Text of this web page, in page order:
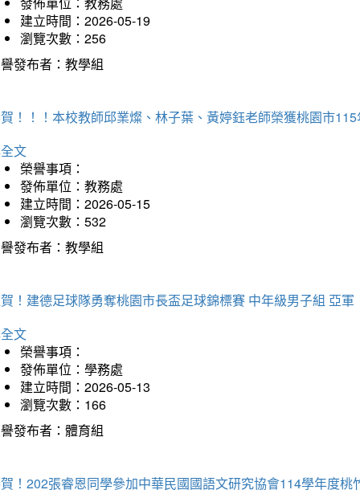
建立時間：2026-05-19
瀏覽次數：256
發布者：教學組
！！！本校教師邱業燦、林子葉、黃婷鈺老師榮獲桃園市
文
榮譽事項：
發佈單位：教務處
建立時間：2026-05-15
瀏覽次數：532
發布者：教學組
！建德足球隊勇奪桃園市長盃足球錦標賽 中年級男子組 亞軍
文
榮譽事項：
發佈單位：學務處
建立時間：2026-05-13
瀏覽次數：166
發布者：體育組
！202張睿恩同學參加中華民國國語文研究協會114學年度